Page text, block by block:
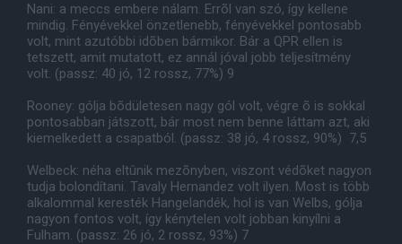
Nani: a meccs embere nálam. Errõl van szó, így kellene
mindig. Fényévekkel önzetlenebb, fényévekkel pontosabb
volt, mint azutóbbi idõben bármikor. Bár a QPR ellen is
tetszett, amit mutatott, ez annál jóval jobb teljesítmény
volt. (passz: 40 jó, 12 rossz, 77%) 9
Rooney: gólja bõdületesen nagy gól volt, végre õ is sokkal
pontosabban játszott, bár most nem benne láttam azt, aki
kiemelkedett a csapatból. (passz: 38 jó, 4 rossz, 90%) 7,5
Welbeck: néha eltûnik mezõnyben, viszont védõket nagyon
tudja bolondítani. Tavaly Hernandez volt ilyen. Most is több
alkalommal keresték Hangelandék, hol is van Welbs, gólja
nagyon fontos volt, így kénytelen volt jobban kinyílni a
Fulham. (passz: 26 jó, 2 rossz, 93%) 7